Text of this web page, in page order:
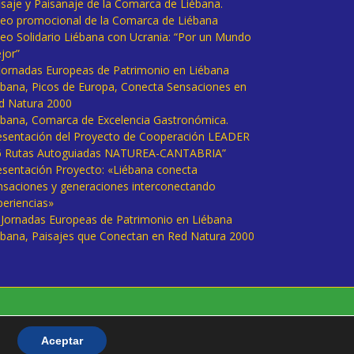
y Paisanaje de la Comarca de Liébana.
promocional de la Comarca de Liébana
Solidario Liébana con Ucrania: “Por un Mundo
Europeas de Patrimonio en Liébana
Picos de Europa, Conecta Sensaciones en
Natura 2000
Comarca de Excelencia Gastronómica.
del Proyecto de Cooperación LEADER
Rutas Autoguiadas NATUREA-CANTABRIA”
Proyecto: «Liébana conecta
y generaciones interconectando
Europeas de Patrimonio en Liébana
Paisajes que Conectan en Red Natura 2000
Aceptar